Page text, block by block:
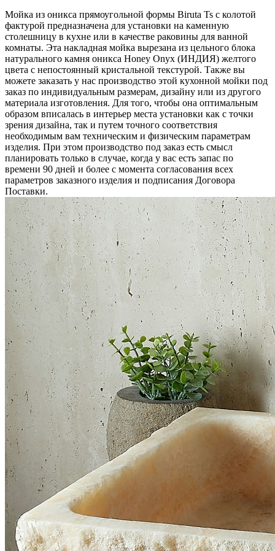
Мойка из оникса прямоугольной формы Biruta Ts с колотой
фактурой предназначена для установки на каменную
столешницу в кухне или в качестве раковины для ванной
комнаты. Эта накладная мойка вырезана из цельного блока
натурального камня оникса Honey Onyx (ИНДИЯ) желтого
цвета c непостоянный кристальной текстурой. Также вы
можете заказать у нас производство этой кухонной мойки под
заказ по индивидуальным размерам, дизайну или из другого
материала изготовления. Для того, чтобы она оптимальным
образом вписалась в интерьер места установки как с точки
зрения дизайна, так и путем точного соответствия
необходимым вам техническим и физическим параметрам
изделия. При этом производство под заказ есть смысл
планировать только в случае, когда у вас есть запас по
времени 90 дней и более с момента согласования всех
параметров заказного изделия и подписания Договора
Поставки.